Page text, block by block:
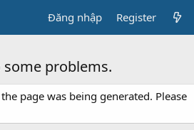
Đăng nhập Register
some problems.
page was being generated. Please